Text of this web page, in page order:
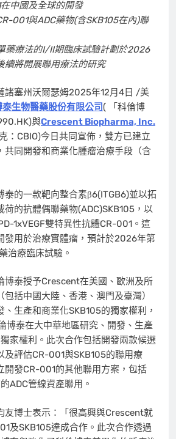
在中國及全球的開發
001與ADC藥物(含SKB105在內)聯
藥療法的I/II期臨床試驗計劃於2026
續將開展聯用療法的研究
諸塞州沃爾瑟姆2025年12月4日 /美
生物醫藥股份有限公司( 「科倫博
與Crescent Biopharma, Inc.
：CBIO)今日共同宣佈，雙方已建立
共同開發和商業化腫瘤治療手段（含
泰的一款靶向整合素β6(ITGB6)並以拓
荷的抗體偶聯藥物(ADC)SKB105，以
1xVEGF雙特異性抗體CR-001。這
發用於治療實體瘤，預計於2026年第
治療臨床試驗。
博泰授予Crescent在美國、歐洲及所
括中國大陸、香港、澳門及臺灣）
生產和商業化SKB105的獨家權利，
博泰在大中華地區研究、開發、生產
家權利。此次合作包括開發兩款候選
及評估CR-001與SKB105的聯用療
開發CR-001的其他聯用方案，包括
ADC管線資產聯用。
友博士表示：「很高興與Crescent就
及SKB105達成合作。此次合作透過